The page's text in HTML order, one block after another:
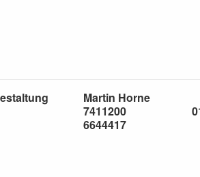
Martin
7411200
6644417